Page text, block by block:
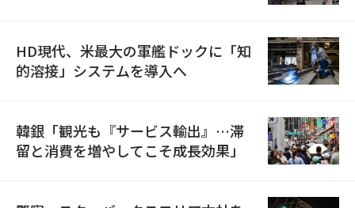
HD現代、米最大の軍艦ドックに「知
的溶接」システムを導入へ
韓銀「観光も『サービス輸出』…滞
留と消費を増やしてこそ成長効果」